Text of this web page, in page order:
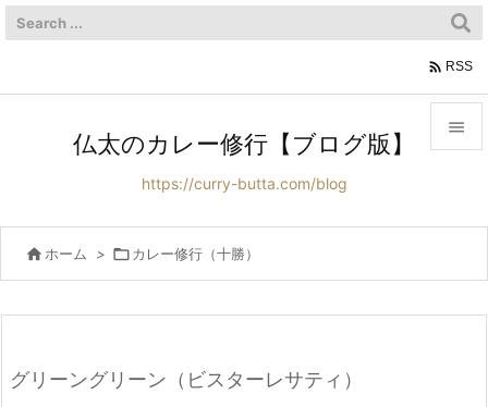



 RSS
仏太のカレー修行【ブログ版】
https://curry-butta.com/blog
 ホーム >  カレー修行（十勝）
グリーングリーン（ビスターレサティ）